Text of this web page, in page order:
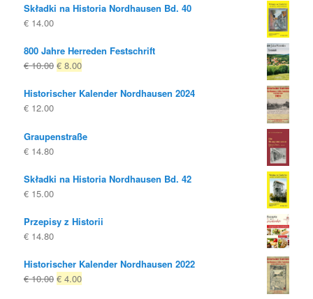
Składki na Historia Nordhausen Bd. 40
€ 14.00
800 Jahre Herreden Festschrift
€10.00 Oryginalna
była:
€ 8.00Obecna
to:
Historischer Kalender Nordhausen 2024
€ 12.00
Graupenstraße
€ 14.80
Składki na Historia Nordhausen Bd. 42
€ 15.00
Przepisy z Historii
€ 14.80
Historischer Kalender Nordhausen 2022
€10.00 Oryginalna
€ 4.00Obecna